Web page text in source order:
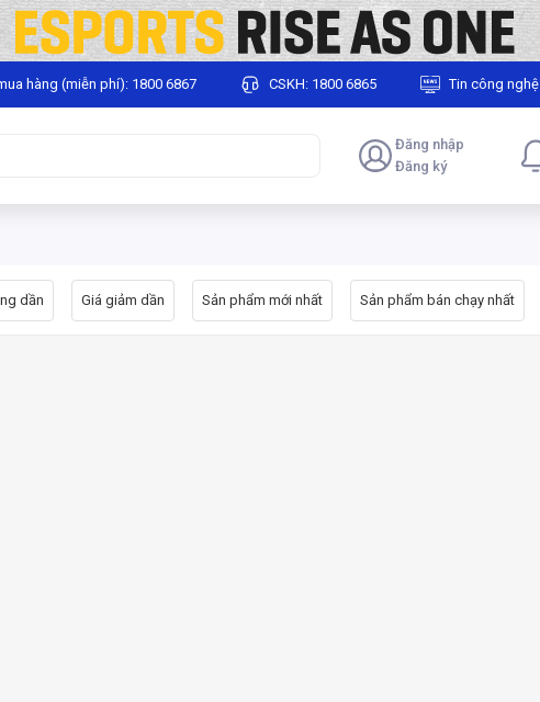
hàng (miễn phí): 1800 6867 CSKH: 1800 6865 Tin công nghệ
Đăng nhập
Đăng ký
dần Giá giảm dần Sản phẩm mới nhất Sản phẩm bán chạy nhất